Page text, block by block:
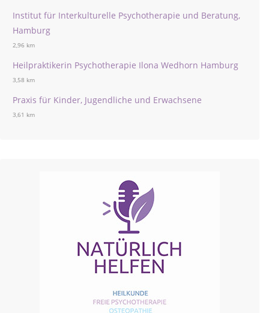
Institut für Interkulturelle Psychotherapie und Beratung,
Hamburg
2,96 km
Heilpraktikerin Psychotherapie Ilona Wedhorn Hamburg
3,58 km
Praxis für Kinder, Jugendliche und Erwachsene
3,61 km